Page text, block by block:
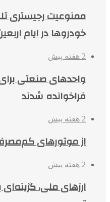
ممنوعیت رجیستری
خودروها در ایام
2 هفته پیش
واحدهای صنعتی برای
فراخوانده شدند
2 هفته پیش
از موتورهای
2 هفته پیش
ارزهای ملی،